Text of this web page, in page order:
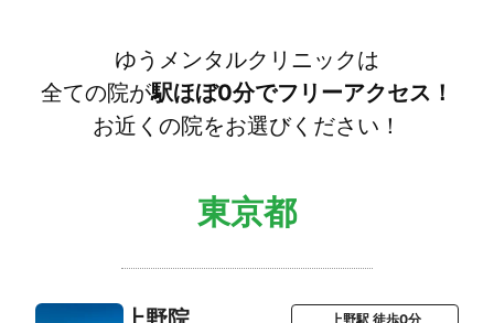
ゆうメンタルクリニックは
全ての院が駅ほぼ0分でフリーアクセス！
お近くの院をお選びください！
東京都
上野駅 徒歩0分